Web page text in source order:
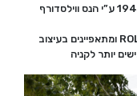
של ROLEX. חברת TUDOR נוסדה בשנת 1946 ע”י הנס ווילסדורף
שעוני TUDOR מיוצרים במלואם במפעלי ROLEX ומתאפיינים בעיצוב
יותר לקניה